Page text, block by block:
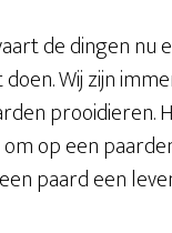
de dingen nu
doen. Wij zijn
prooidieren.
op een
paard een